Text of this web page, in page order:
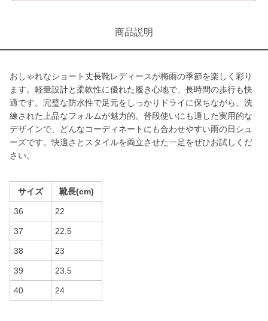
商品説明
おしゃれなショート丈長靴レディースが梅雨の季節を楽しく彩り
ます。軽量設計と柔軟性に優れた履き心地で、長時間の歩行も快
適です。完璧な防水性で足元をしっかりドライに保ちながら、洗
練された上品なフォルムが魅力的。普段使いにも適した実用的な
デザインで、どんなコーディネートにも合わせやすい雨の日シュ
ーズです。快適さとスタイルを両立させた一足をぜひお試しくだ
さい。
サイズ 靴長(cm)
36 22
37 22.5
38 23
39 23.5
40 24